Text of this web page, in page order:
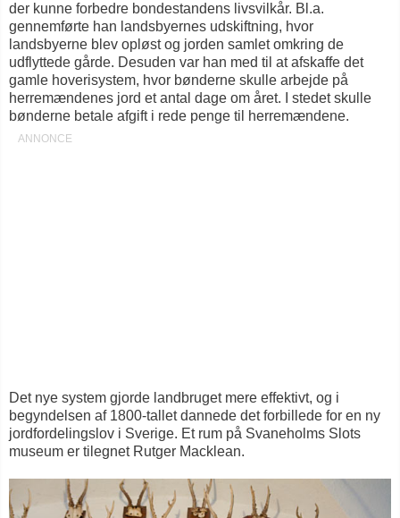
der kunne forbedre bondestandens livsvilkår. Bl.a.
gennemførte han landsbyernes udskiftning, hvor
landsbyerne blev opløst og jorden samlet omkring de
udflyttede gårde. Desuden var han med til at afskaffe det
gamle hoverisystem, hvor bønderne skulle arbejde på
herremændenes jord et antal dage om året. I stedet skulle
bønderne betale afgift i rede penge til herremændene.
Det nye system gjorde landbruget mere effektivt, og i
begyndelsen af 1800-tallet dannede det forbillede for en ny
jordfordelingslov i Sverige. Et rum på Svaneholms Slots
museum er tilegnet Rutger Macklean.